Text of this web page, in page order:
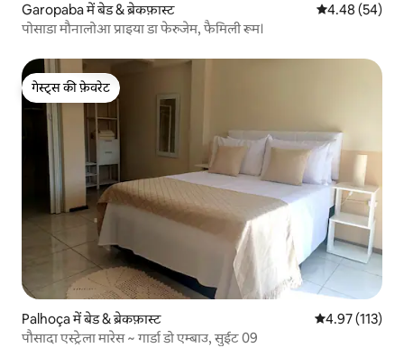
Garopaba में बेड & ब्रेकफ़ास्ट औसत रेटिंग 5 में
4.48 (54)
पोसाडा मौनालोआ प्राइया डा फेरुजेम, फैमिली रूम।
गेस्ट्स की फ़ेवरेट
गेस्ट्स की फ़ेवरेट
Palhoça में बेड & ब्रेकफ़ास्ट औसत रेटिंग 5 में से
4.97 (113)
पौसादा एस्ट्रेला मारेस ~ गार्डा डो एम्बाउ, सुईट 09